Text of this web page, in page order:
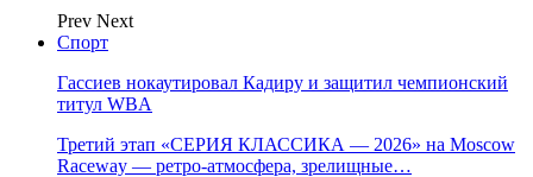
Prev Next
Спорт
Гассиев нокаутировал Кадиру и защитил чемпионский
титул WBA
Третий этап «СЕРИЯ КЛАССИКА — 2026» на Moscow
Raceway — ретро‑атмосфера, зрелищные…